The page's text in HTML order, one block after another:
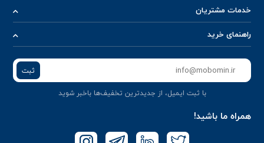
خدمات مشتریان
راهنمای خرید
ثبت
با ثبت ایمیل، از جدید‌ترین تخفیف‌ها با‌خبر شوید
همراه ما باشید!